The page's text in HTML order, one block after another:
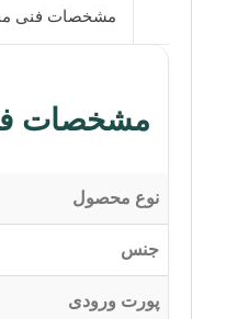
مشخصات فنی
مشخصات
نوع محصول
جنس
پورت ورودی